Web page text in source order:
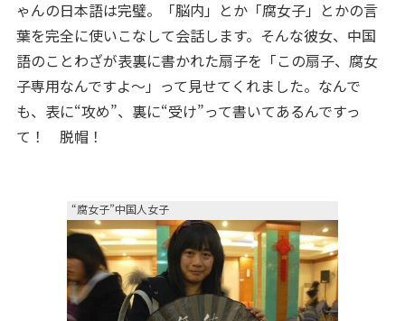
ゃんの日本語は完璧。「脳内」とか「腐女子」とかの言
葉を完全に使いこなして会話します。そんな彼女、中国
語のことわざが表裏に書かれた扇子を「この扇子、腐女
子専用なんですよ～」って見せてくれました。なんで
も、表に“攻め”、裏に“受け”って書いてあるんですっ
て！ 脱帽！
“腐女子”中国人女子